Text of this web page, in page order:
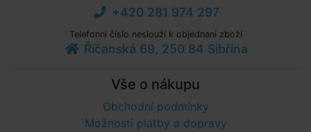
+420 281 974 297
Telefonní číslo neslouží k objednaní zboží
Říčanská 69, 250 84 Sibřina
Vše o nákupu
Obchodní podmínky
Možnosti platby a dopravy